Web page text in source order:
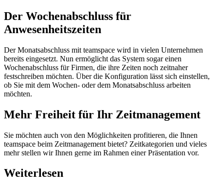
Der Wochenabschluss für
Anwesenheitszeiten
Der Monatsabschluss mit teamspace wird in vielen Unternehmen
bereits eingesetzt. Nun ermöglicht das System sogar einen
Wochenabschluss für Firmen, die ihre Zeiten noch zeitnaher
festschreiben möchten. Über die Konfiguration lässt sich einstellen,
ob Sie mit dem Wochen- oder dem Monatsabschluss arbeiten
möchten.
Mehr Freiheit für Ihr Zeitmanagement
Sie möchten auch von den Möglichkeiten profitieren, die Ihnen
teamspace beim Zeitmanagement bietet? Zeitkategorien und vieles
mehr stellen wir Ihnen gerne im Rahmen einer Präsentation vor.
Weiterlesen